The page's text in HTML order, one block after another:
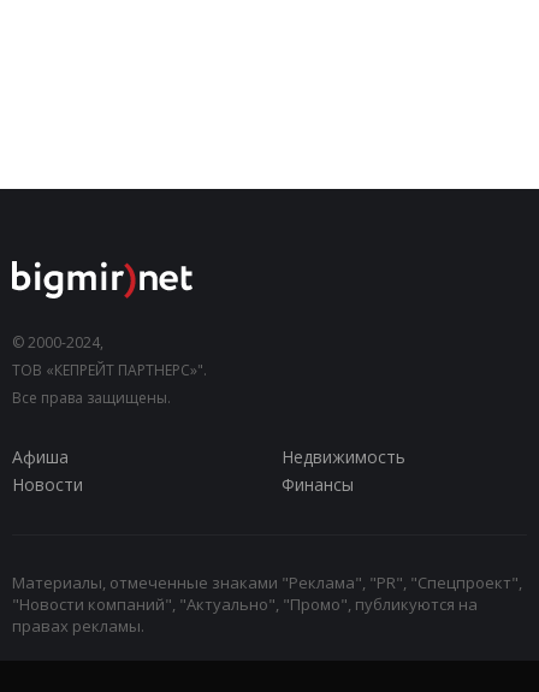
© 2000-2024,
ТОВ «КЕПРЕЙТ ПАРТНЕРС»".
Все права защищены.
Афиша
Недвижимость
Новости
Финансы
Материалы, отмеченные знаками "Реклама", "PR", "Спецпроект",
"Новости компаний", "Актуально", "Промо", публикуются на
правах рекламы.